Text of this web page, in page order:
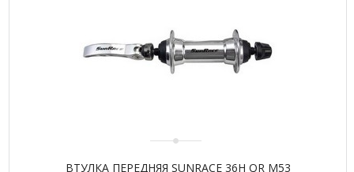
ВТУЛКА ПЕРЕДНЯЯ SUNRACE 36H QR M53